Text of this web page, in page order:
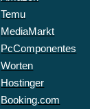
Temu
MediaMarkt
PcComponentes
Worten
Hostinger
Booking.com